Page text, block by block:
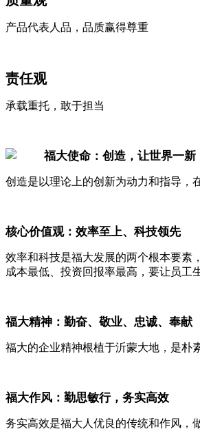
产品代表人品，品质赢得尊重
责任观
承载重托，敢于担当
福大使命：创造，让世界一新
创造是以理论上的创新为动力和指导，
核心价值观：效率至上、科技领先
效率和科技是福大发展的两个根本要素
成本最低、投资回报率最高，要让员工
福大精神：勤奋、敬业、忠诚、奉献
福大的企业精神根植于沂蒙大地，是朴
福大作风：勤思敏行，务实高效
务实高效是福大人优良的传统和作风，